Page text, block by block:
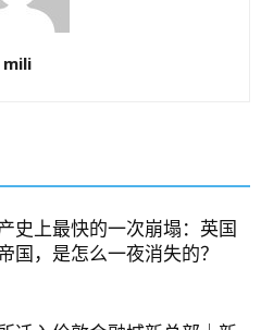
mili
史上最快的一次崩塌：英国
国，是怎么一夜消失的？